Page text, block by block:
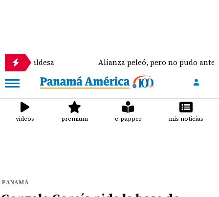
Alianza peleó, pero no pudo ante Saprissa
videos premium e-papper mis noticias
PANAMÁ